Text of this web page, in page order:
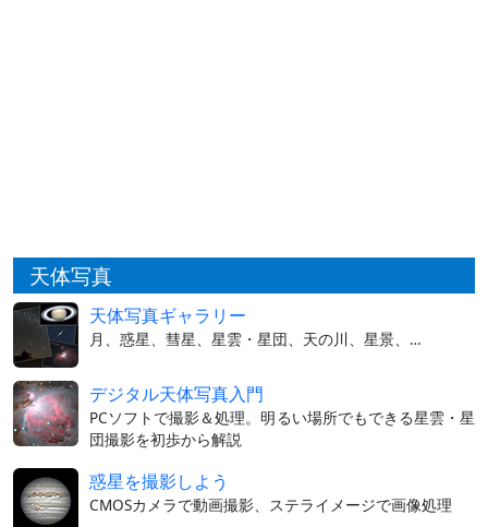
天体写真
天体写真ギャラリー
月、惑星、彗星、星雲・星団、天の川、星景、…
デジタル天体写真入門
PCソフトで撮影＆処理。明るい場所でもできる星雲・星
団撮影を初歩から解説
惑星を撮影しよう
CMOSカメラで動画撮影、ステライメージで画像処理